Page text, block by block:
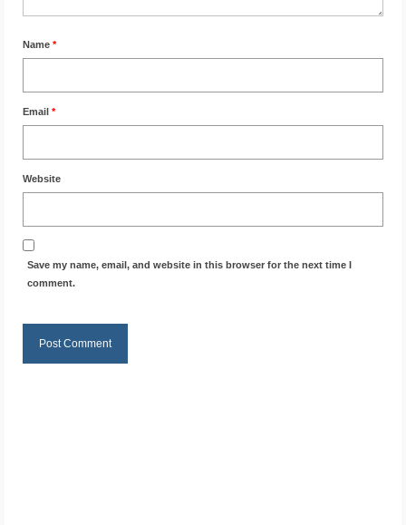
Name *
Email *
Website
Save my name, email, and website in this browser for the next time I
comment.